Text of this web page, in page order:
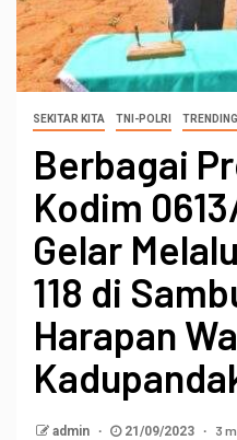
SEKITAR KITA TNI-POLRI TRENDING
Berbagai
Kodim
Gelar
118 di
Harapan
admin 21/09/2023 3